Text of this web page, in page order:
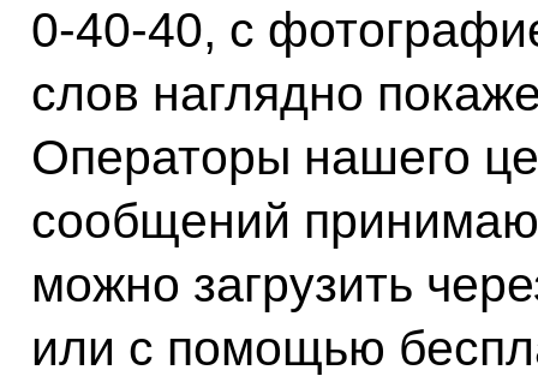
0‑40‑40, с
слов наглядно
Операторы нашего
сообщений
можно загрузить
или с помощью